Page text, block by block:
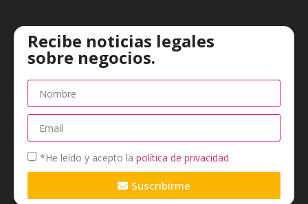
Recibe noticias legales
sobre negocios.
*He leído y acepto la política de privacidad
Suscribirme